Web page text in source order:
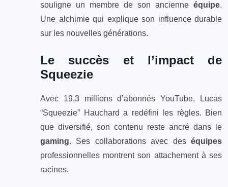
souligne un membre de son ancienne équipe.
Une alchimie qui explique son influence durable
sur les nouvelles générations.
Le succès et l’impact de
Squeezie
Avec 19,3 millions d’abonnés YouTube, Lucas
“Squeezie” Hauchard a redéfini les règles. Bien
que diversifié, son contenu reste ancré dans le
gaming. Ses collaborations avec des équipes
professionnelles montrent son attachement à ses
racines.